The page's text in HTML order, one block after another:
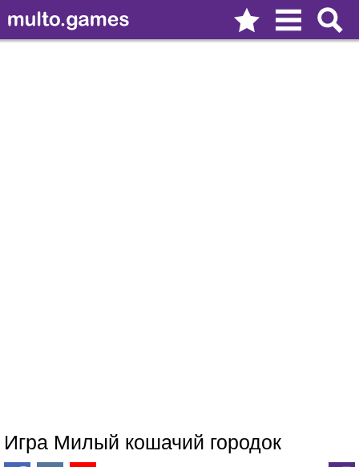
Игра Милый кошачий городок